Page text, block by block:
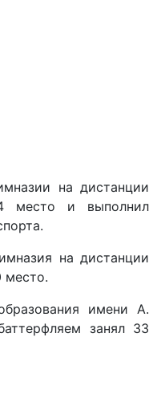
на дистанции
место и выполнил
на дистанции
место.
имени А.
занял 33